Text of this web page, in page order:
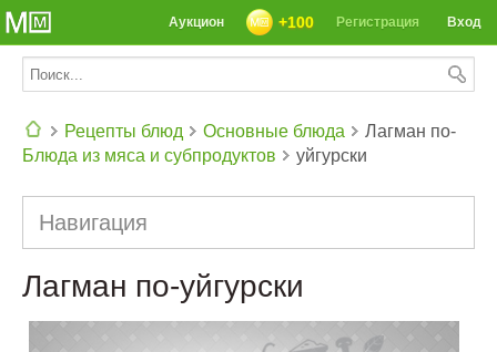
Вход
Регистрация
+100
Аукцион
Рецепты блюд
Основные блюда
Блюда из мяса и субпродуктов
Лагман по-
уйгурски
Навигация
Лагман по-уйгурски